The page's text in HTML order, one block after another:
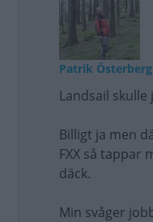
Patrik Österberg
Landsail skulle
Billigt ja men
FXX så tappar
däck.
Min svåger